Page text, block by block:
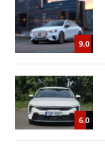
9.0
6.0